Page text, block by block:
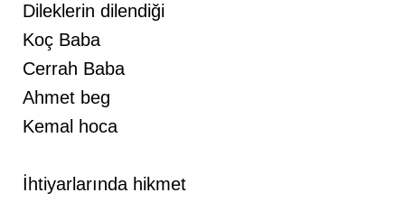
Dileklerin dilendiği
Koç Baba
Cerrah Baba
Ahmet beg
Kemal hoca
İhtiyarlarında hikmet